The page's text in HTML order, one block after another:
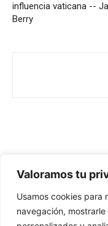
Valoramos tu
Usamos cookies para
navegación,
influencia vaticana --
Berry
Redes Cristianas
Una mirada alternativa
- Colectivos de Redes